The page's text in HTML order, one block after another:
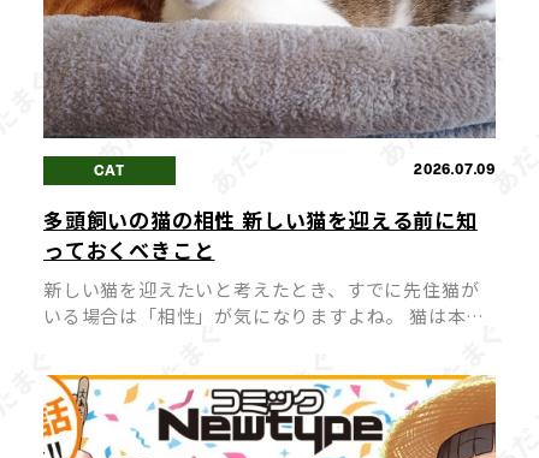
CAT 2026.07.09
多頭飼いの猫の相性 新しい猫を迎える前に知
っておくべきこと
新しい猫を迎えたいと考えたとき、すでに先住猫が
いる場合は「相性」が気になりますよね。 猫は本来
なってしまうことも。 猫同士が穏や […]